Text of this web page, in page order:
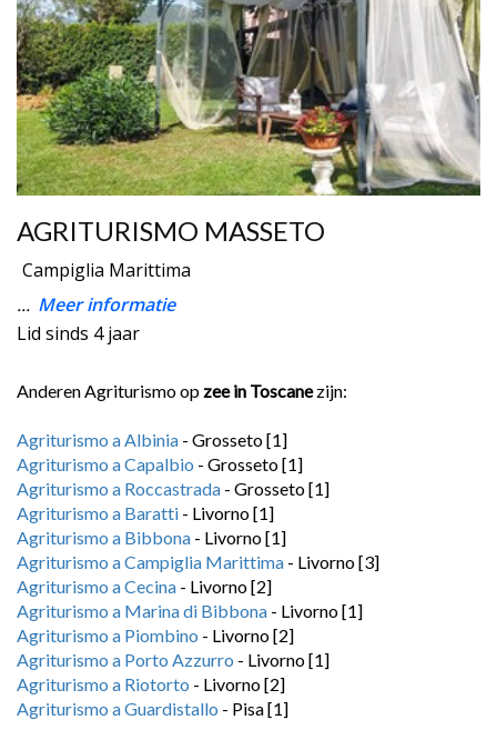
AGRITURISMO MASSETO
Campiglia Marittima
... Meer informatie
Lid sinds 4 jaar
Anderen Agriturismo op zee in Toscanezijn:
Agriturismo a Albinia - Grosseto [1]
Agriturismo a Capalbio - Grosseto [1]
Agriturismo a Roccastrada - Grosseto [1]
Agriturismo a Baratti - Livorno [1]
Agriturismo a Bibbona - Livorno [1]
Agriturismo a Campiglia Marittima - Livorno [3]
Agriturismo a Cecina - Livorno [2]
Agriturismo a Marina di Bibbona - Livorno [1]
Agriturismo a Piombino - Livorno [2]
Agriturismo a Porto Azzurro - Livorno [1]
Agriturismo a Riotorto - Livorno [2]
Agriturismo a Guardistallo - Pisa [1]